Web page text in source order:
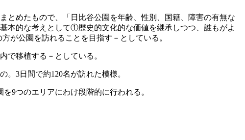
とめたもので、「日比谷公園を年齢、性別、国籍、障害の有無な
本的な考えとして①歴史的文化的な価値を継承しつつ、誰もがよ
が公園を訪れることを目指す－としている。
移植する－としている。
3日間で約120名が訪れた模様。
9つのエリアにわけ段階的に行われる。